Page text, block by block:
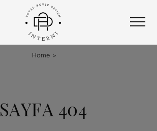
Home >
SAYFA 404